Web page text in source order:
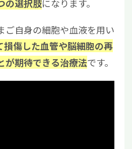
の選択肢になります。
ご自身の細胞や血液を用い
損傷した血管や脳細胞の再
が期待できる治療法です。